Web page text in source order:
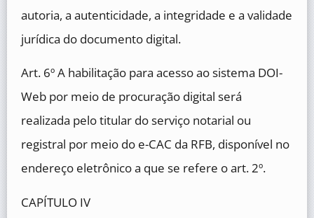
autoria, a autenticidade, a integridade e a validade
jurídica do documento digital.
Art. 6º A habilitação para acesso ao sistema DOI-
Web por meio de procuração digital será
realizada pelo titular do serviço notarial ou
registral por meio do e-CAC da RFB, disponível no
endereço eletrônico a que se refere o art. 2º.
CAPÍTULO IV